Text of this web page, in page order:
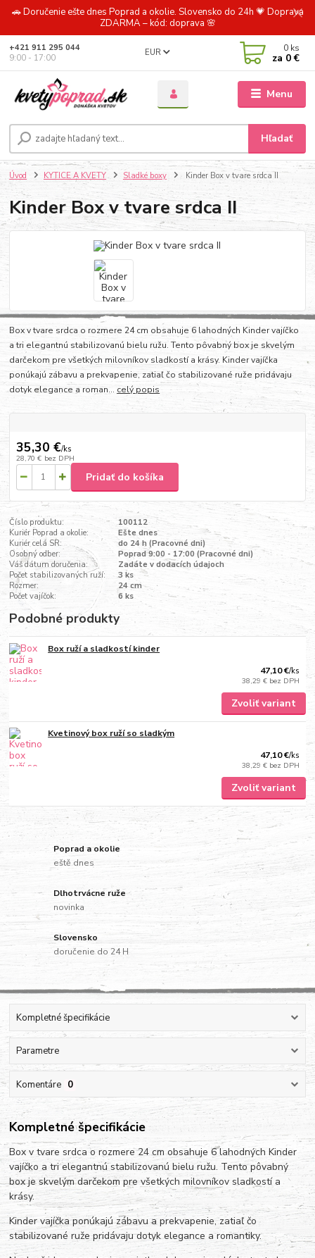
🚗 Doručenie ešte dnes Poprad a okolie. Slovensko do 24h 💗 Doprava
ZDARMA – kód: doprava 🌸
Menu
EUR
Hľadať
+421 911 295 044
9:00 - 17:00
0 ks
za 0 €
Úvod KYTICE A KVETY Sladké boxy Kinder Box v tvare srdca II
Kinder Box v tvare srdca II
Box v tvare srdca o rozmere 24 cm obsahuje 6 lahodných Kinder vajíčko
a tri elegantnú stabilizovanú bielu ružu. Tento pôvabný box je skvelým
darčekom pre všetkých milovníkov sladkostí a krásy. Kinder vajíčka
ponúkajú zábavu a prekvapenie, zatiaľ čo stabilizované ruže pridávaju
dotyk elegance a roman... celý popis
35,30 €/ks
28,70 € bez DPH
Pridať do košíka
Číslo produktu:
100112
Kuriér Poprad a okolie:
Ešte dnes
Kuriér celá SR:
do 24 h (Pracovné dni)
Osobný odber:
Poprad 9:00 - 17:00 (Pracovné dni)
Váš dátum doručenia:
Zadáte v dodacích údajoch
Počet stabilizovaných ruží:
3 ks
Rozmer:
24 cm
Počet vajíčok:
6 ks
Podobné produkty
Box ruží a sladkostí kinder
47,10 €/ks
38,29 € bez DPH
Zvoliť variant
Kvetinový box ruží so sladkým
47,10 €/ks
38,29 € bez DPH
Zvoliť variant
Poprad a okolie
eště dnes
Dlhotrvácne ruže
novinka
Slovensko
doručenie do 24 H
Kompletné špecifikácie
Parametre
Komentáre 0
Kompletné špecifikácie
Box v tvare srdca o rozmere 24 cm obsahuje 6 lahodných Kinder
vajíčko a tri elegantnú stabilizovanú bielu ružu. Tento pôvabný
box je skvelým darčekom pre všetkých milovníkov sladkostí a
krásy.
Kinder vajíčka ponúkajú zábavu a prekvapenie, zatiaľ čo
stabilizované ruže pridávaju dotyk elegance a romantiky.